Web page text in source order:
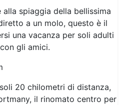
spiaggia della bellissima
a un molo, questo è il
una vacanza per soli adulti
gli amici.
20 chilometri di distanza,
il rinomato centro per